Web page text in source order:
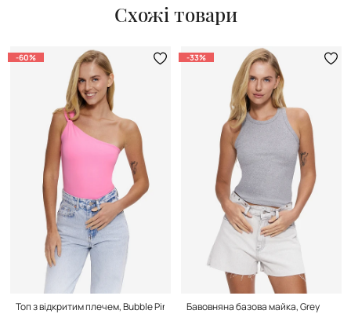
Схожі товари
-60%
Топ з відкритим плечем, Bubble Pink
-33%
Бавовняна базова майка, Grey